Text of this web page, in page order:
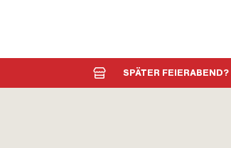
SPÄTER FEIERABEND?